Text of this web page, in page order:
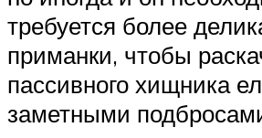
требуется более
приманки, чтобы
пассивного хищника
заметными